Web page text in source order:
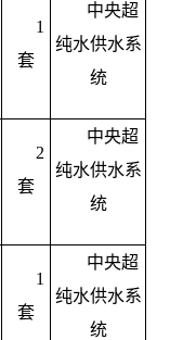
1
套
中央超
纯水供水系
统
2
套
中央超
纯水供水系
统
1
套
中央超
纯水供水系
统